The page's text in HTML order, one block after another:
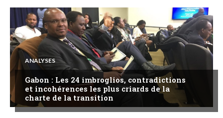
ANALYSES
Gabon : Les 24 imbroglios, contradictions
et incohérences les plus criards de la
charte de la transition